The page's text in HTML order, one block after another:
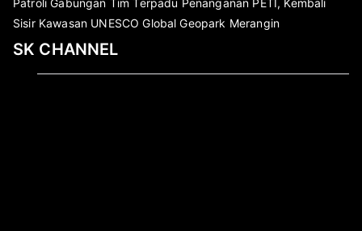
Sisir Kawasan UNESCO Global Geopark Merangin
SK CHANNEL